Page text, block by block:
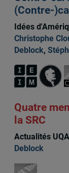
(Contre-
Idées
Christophe
Deblock,
Quatre
la SRC
Actualités
Deblock